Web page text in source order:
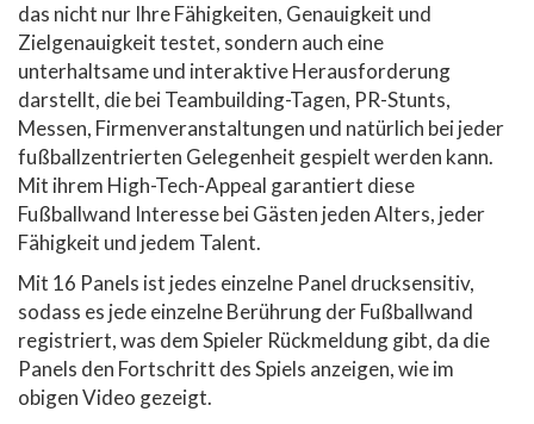
das nicht nur Ihre Fähigkeiten, Genauigkeit und
Zielgenauigkeit testet, sondern auch eine
unterhaltsame und interaktive Herausforderung
darstellt, die bei Teambuilding-Tagen, PR-Stunts,
Messen, Firmenveranstaltungen und natürlich bei jeder
fußballzentrierten Gelegenheit gespielt werden kann.
Mit ihrem High-Tech-Appeal garantiert diese
Fußballwand Interesse bei Gästen jeden Alters, jeder
Fähigkeit und jedem Talent.
Mit 16 Panels ist jedes einzelne Panel drucksensitiv,
sodass es jede einzelne Berührung der Fußballwand
registriert, was dem Spieler Rückmeldung gibt, da die
Panels den Fortschritt des Spiels anzeigen, wie im
obigen Video gezeigt.